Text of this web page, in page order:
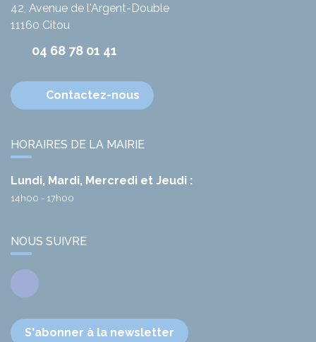
42, Avenue de l'Argent-Double
11160 Citou
04 68 78 01 41
Contactez-nous
HORAIRES DE LA MAIRIE
Lundi, Mardi, Mercredi et Jeudi :
14h00 - 17h00
NOUS SUIVRE
Facebook
S'abonner à la newsletter